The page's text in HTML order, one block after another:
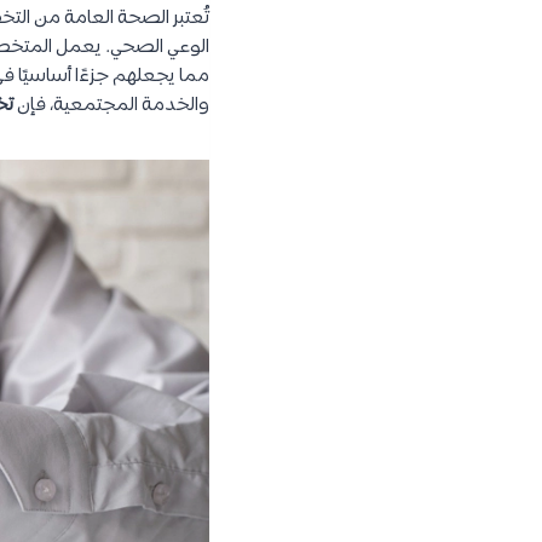
تُعتبر الصحة العامة من
الوعي الصحي. يعمل
مما يجعلهم جزءًا أساسيًا
والخدمة المجتمعية، فإن